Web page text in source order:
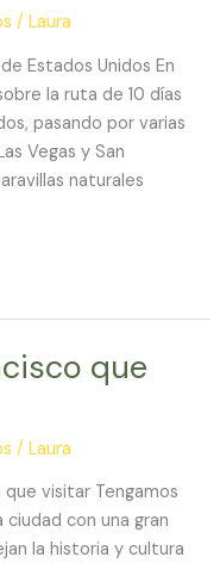
/Laura
Estados Unidos En
la ruta de 10 días
pasando por varias
Vegas y San
naturales
que
/Laura
visitar Tengamos
ciudad con una gran
la historia y cultura